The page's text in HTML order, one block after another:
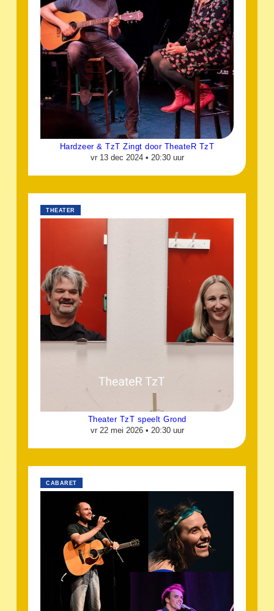
Hardzeer & TzT Zingt door TheateR TzT
vr 13 dec 2024 • 20:30 uur
THEATER
Theater TzT speelt Grond
vr 22 mei 2026 • 20:30 uur
CABARET